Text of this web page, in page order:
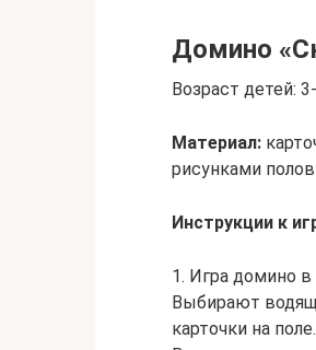
Домино
Возраст детей:
Материал:
рисунками
Инструкции к
1. Игра домино
Выбирают
карточки на